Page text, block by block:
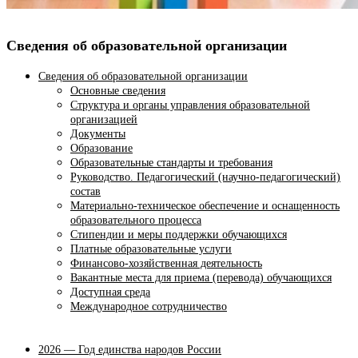
Сведения об образовательной организации
Сведения об образовательной организации
Основные сведения
Структура и органы управления образовательной
организацией
Документы
Образование
Образовательные стандарты и требования
Руководство. Педагогический (научно-педагогический)
состав
Материально-техническое обеспечение и оснащенность
образовательного процесса
Стипендии и меры поддержки обучающихся
Платные образовательные услуги
Финансово-хозяйственная деятельность
Вакантные места для приема (перевода) обучающихся
Доступная среда
Международное сотрудничество
2026 — Год единства народов России